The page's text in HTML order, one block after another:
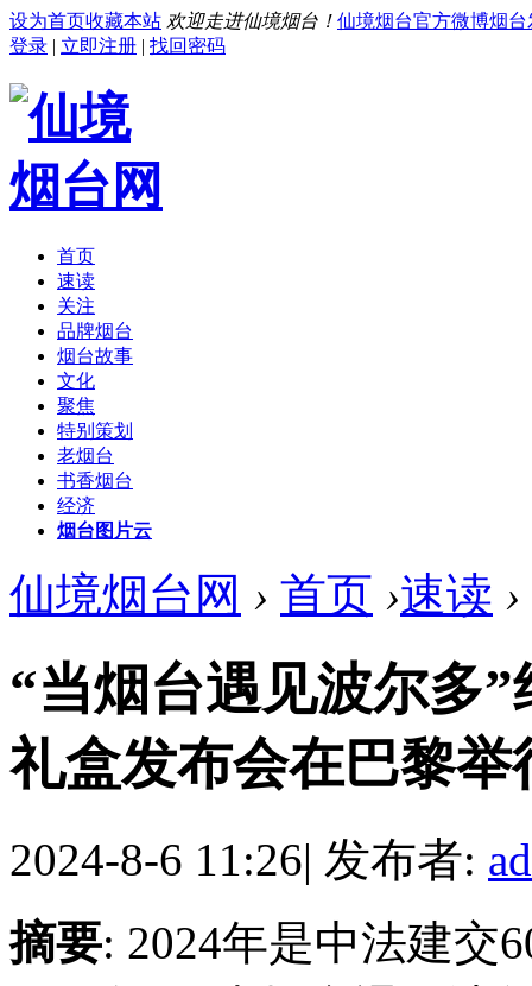
设为首页收藏本站 欢迎走进仙境烟台！ 仙境烟台官方微博烟台
登录 | 立即注册 | 找回密码
首页
速读
关注
品牌烟台
烟台故事
文化
聚焦
特别策划
老烟台
书香烟台
经济
烟台图片云
仙境烟台网 › 首页 ›速读 ›
“当烟台遇见波尔多
礼盒发布会在巴黎举
2024-8-6 11:26| 发布者:
摘要: 2024年是中法建交